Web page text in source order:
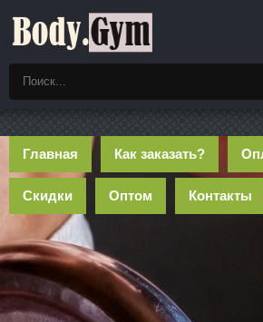
Главная Как заказать?
Скидки Оптом Контакты